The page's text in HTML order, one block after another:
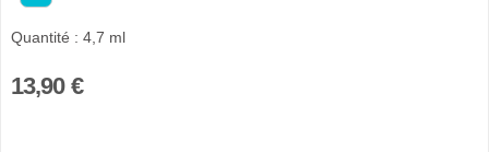
Quantité : 4,7 ml
13,90 €